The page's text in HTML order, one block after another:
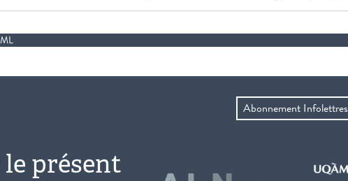
Abonnement Infolettres
présent